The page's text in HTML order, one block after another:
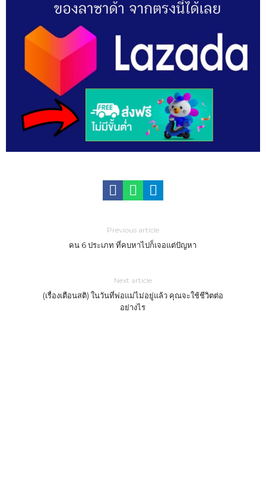
Previous article
คน 6 ประเภท ที่คบหาไปก็เจอแต่ปัญหา
Next article
(เรื่องเตือนสติ) ในวันที่พ่อแม่ไม่อยู่แล้ว คุณจะใช้ชีวิตต่อ
อย่างไร